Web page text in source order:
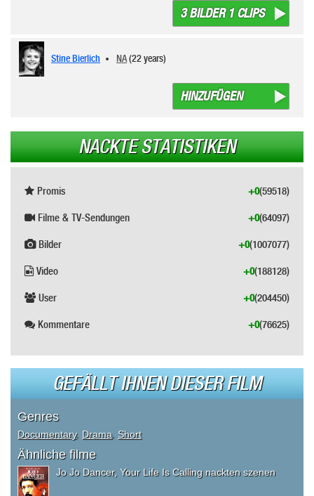
3 BILDER 1 CLIPS
Stine Bierlich NA(22 years)
HINZUFÜGEN
NACKTE STATISTIKEN
Promis (59518)
+0
Filme & TV-Sendungen (64097)
+0
Bilder (1007077)
+0
Video (188128)
+0
User (204450)
+0
Kommentare (76625)
+0
GEFÄLLT IHNEN DIESER FILM
Genres
Documentary, Drama Short
Ähnliche filme
Jo Jo Dancer, Your Life Is Calling nackten szenen